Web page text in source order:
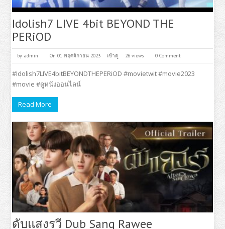
Idolish7 LIVE 4bit BEYOND THE
PERiOD
by admin On 01 พฤศจิกายน 2023 เข้าดู 26 views 0 Comment
#Idolish7LIVE4bitBEYONDTHEPERiOD #movietwit #movie2023
#movie #ดูหนังออนไลน์
Read More
ดับแสงรวี Dub Sang Rawee